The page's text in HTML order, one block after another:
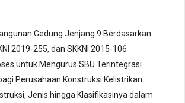
Gedung Jenjang 9 Berdasarkan
2019-255, dan SKKNI 2015-106
untuk Mengurus SBU Terintegrasi
Perusahaan Konstruksi Kelistrikan
Jenis hingga Klasifikasinya dalam